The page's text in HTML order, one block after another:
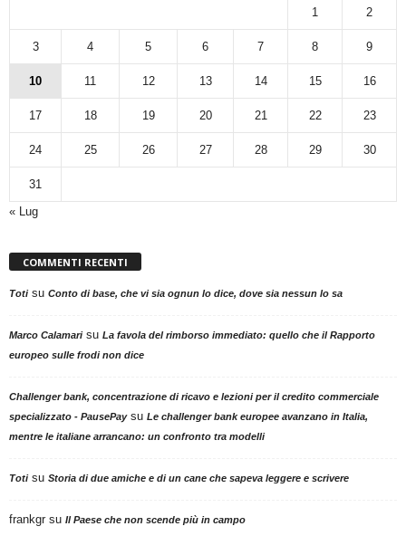
1 2
3 4 5 6 7 8 9
10 11 12 13 14 15 16
17 18 19 20 21 22 23
24 25 26 27 28 29 30
31
« Lug
COMMENTI RECENTI
Totisu Conto di base, che vi sia ognun lo dice, dove sia nessun lo sa
Marco Calamarisu La favola del rimborso immediato: quello che il Rapporto
europeo sulle frodi non dice
Challenger bank, concentrazione di ricavo e lezioni per il credito commerciale
specializzato - PausePaysu Le challenger bank europee avanzano in Italia,
mentre le italiane arrancano: un confronto tra modelli
Totisu Storia di due amiche e di un cane che sapeva leggere e scrivere
frankgr su Il Paese che non scende più in campo